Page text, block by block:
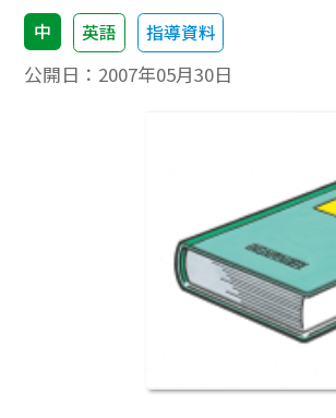
中 英語 指導資料
公開日： 2007年05月30日